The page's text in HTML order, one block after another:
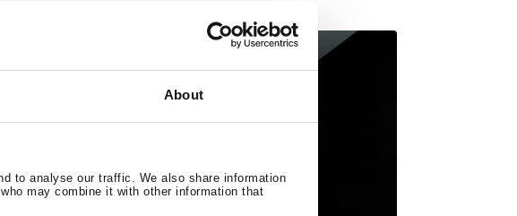
About
to analyse our traffic. We also share information
may combine it with other information that